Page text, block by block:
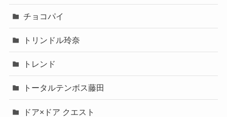
チョコパイ
トリンドル玲奈
トレンド
トータルテンボス藤田
ドア×ドア クエスト